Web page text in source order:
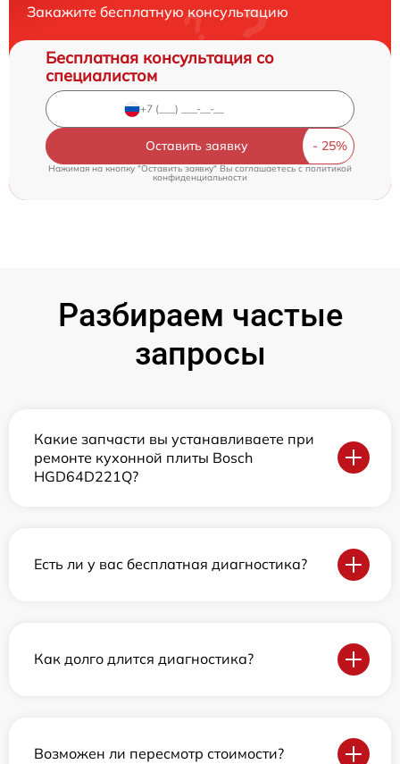
Закажите бесплатную консультацию
Бесплатная консультация со
специалистом
Оставить заявку
Нажимая на кнопку "Оставить заявку" Вы соглашаетесь cполитикой
конфиденциальности
Разбираем частые
запросы
Какие запчасти вы устанавливаете при
ремонте кухонной плиты Bosch
HGD64D221Q?
Есть ли у вас бесплатная диагностика?
Как долго длится диагностика?
Возможен ли пересмотр стоимости?